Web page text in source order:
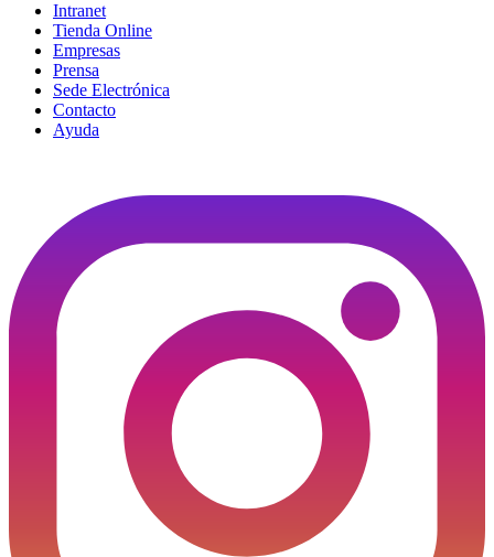
Intranet
Tienda Online
Empresas
Prensa
Sede Electrónica
Contacto
Ayuda